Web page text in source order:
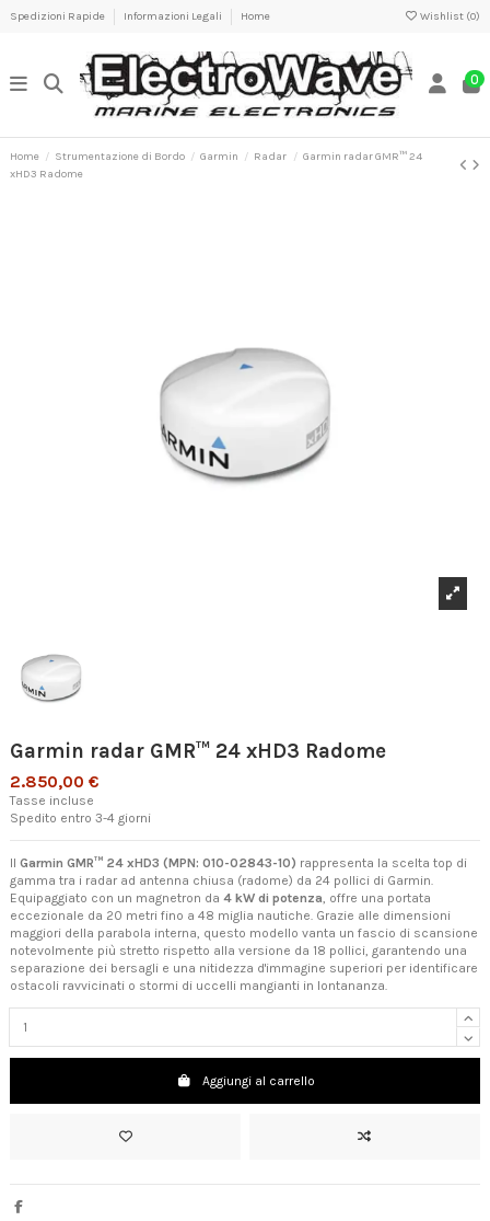
Spedizioni Rapide Informazioni Legali Home Wishlist (0)
0
Home Strumentazione di Bordo Garmin Radar
Garmin radar GMR™ 24
xHD3 Radome
Garmin radar GMR™ 24 xHD3 Radome
2.850,00 €
Tasse incluse
Spedito entro 3-4 giorni
Il Garmin GMR™ 24 xHD3 (MPN: 010-02843-10) rappresenta la scelta top di
gamma tra i radar ad antenna chiusa (radome) da 24 pollici di Garmin.
Equipaggiato con un magnetron da 4 kW di potenza, offre una portata
eccezionale da 20 metri fino a 48 miglia nautiche. Grazie alle dimensioni
maggiori della parabola interna, questo modello vanta un fascio di scansione
notevolmente più stretto rispetto alla versione da 18 pollici, garantendo una
separazione dei bersagli e una nitidezza d'immagine superiori per identificare
ostacoli ravvicinati o stormi di uccelli mangianti in lontananza.
Aggiungi al carrello